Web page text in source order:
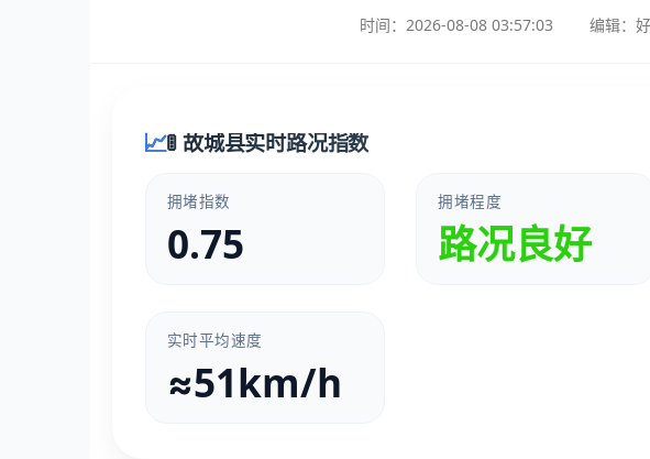
时间：2026-08-08 03:57:03 编辑：
🚦 故城县实时路况指数
拥堵指数
0.75
拥堵程度
路况良好
实时平均速度
≈51km/h